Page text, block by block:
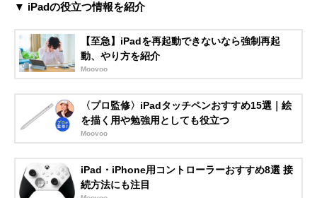
▼ iPadの役立つ情報を紹介
【至急】iPadを再起動できないなら強制再起
動、やり方を紹介
Moovoo
〈プロ監修〉iPadタッチペンおすすめ15選｜絵
を描く用や勉強用としても役立つ
Moovoo
iPad・iPhone用コントローラーおすすめ8選 接
続方法にも注目